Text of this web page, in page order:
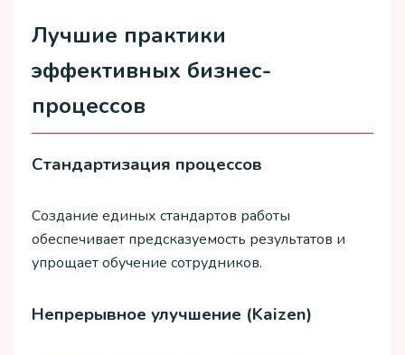
Лучшие практики
эффективных бизнес-
процессов
Стандартизация процессов
Создание единых стандартов работы
обеспечивает предсказуемость результатов и
упрощает обучение сотрудников.
Непрерывное улучшение (Kaizen)